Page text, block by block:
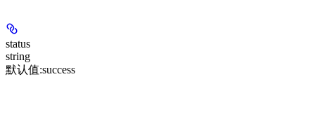
status
string
默认值:success